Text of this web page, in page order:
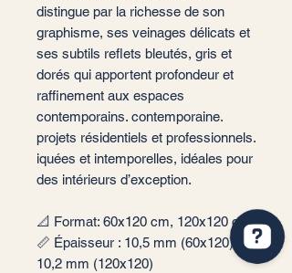
distingue par la richesse de son
graphisme, ses veinages délicats et
ses subtils reflets bleutés, gris et
dorés qui apportent profondeur et
raffinement aux espaces
contemporains. contemporaine.
projets résidentiels et professionnels.
iquées et intemporelles, idéales pour
des intérieurs d’exception.
📐 Format: 60x120 cm, 120x120 cm
📏 Épaisseur : 10,5 mm (60x120),
10,2 mm (120x120)